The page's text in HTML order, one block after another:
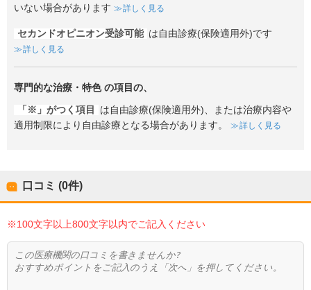
いない場合があります
詳しく見る
セカンドオピニオン受診可能 は自由診療(保険適用外)です
詳しく見る
専門的な治療・特色の項目の、
「※」がつく項目
は自由診療(保険適用外)、または治療内容や
適用制限により自由診療となる場合があります。
詳しく見る
口コミ (0件)
※100文字以上800文字以内でご記入ください